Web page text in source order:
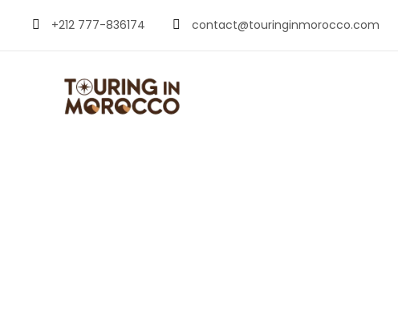
+212 777-836174 contact@touringinmorocco.com